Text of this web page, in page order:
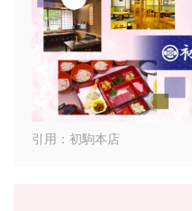
引用：初駒本店